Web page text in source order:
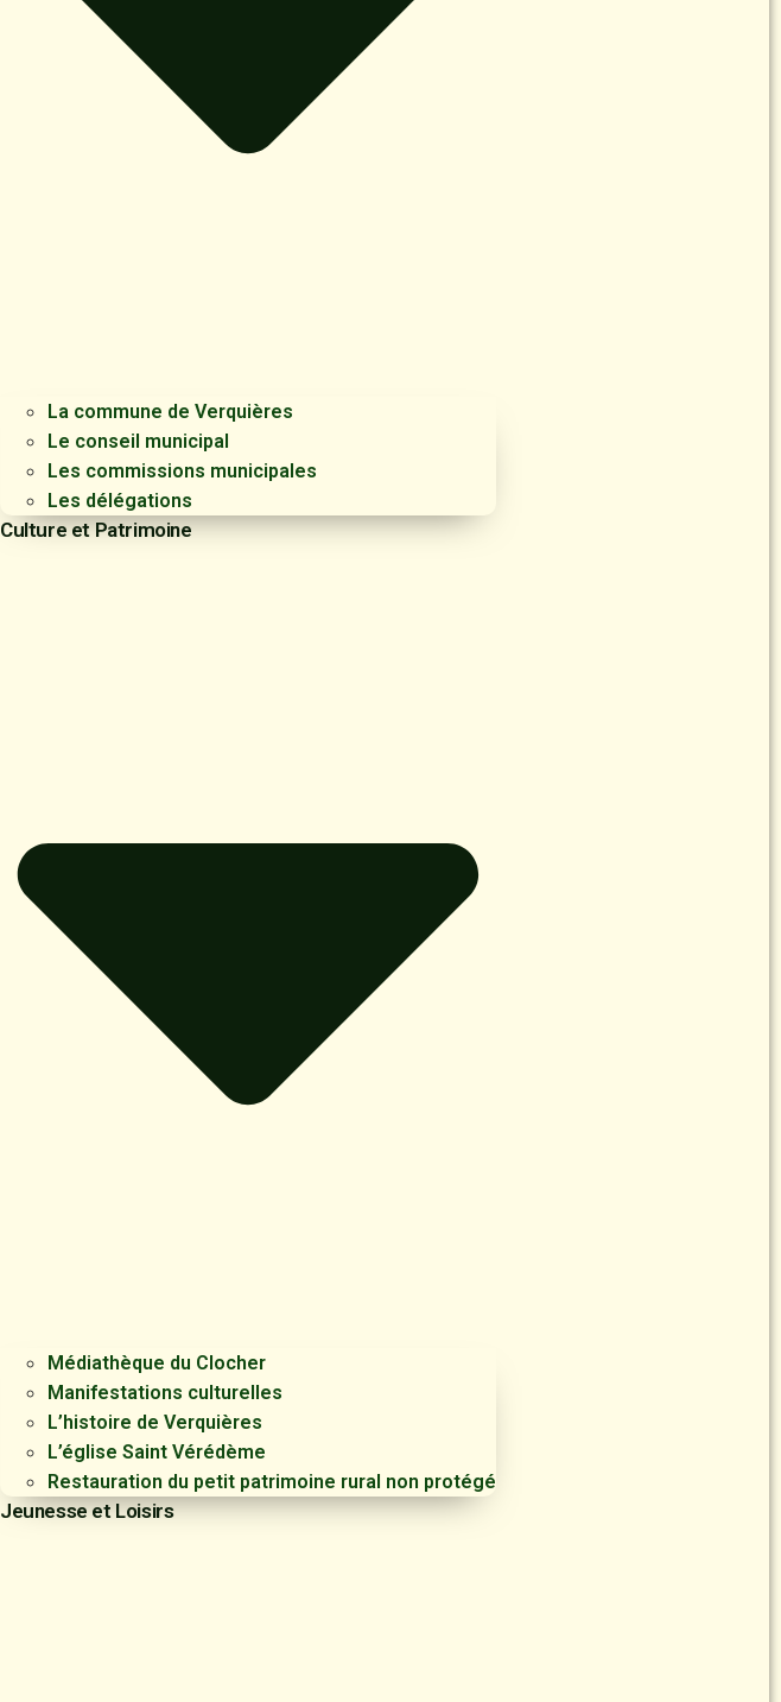
La commune de Verquières
Le conseil municipal
Les commissions municipales
Les délégations
Culture et Patrimoine
Médiathèque du Clocher
Manifestations culturelles
L’histoire de Verquières
L’église Saint Vérédème
Restauration du petit patrimoine rural non protégé
Jeunesse et Loisirs